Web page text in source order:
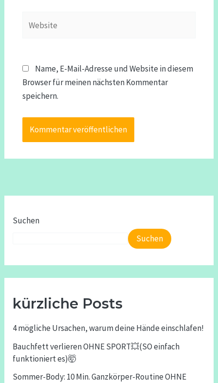
Name, E-Mail-Adresse und Website in diesem
Browser für meinen nächsten Kommentar
speichern.
Suchen
Suchen
kürzliche Posts
4 mögliche Ursachen, warum deine Hände einschlafen!
Bauchfett verlieren OHNE SPORT💥(SO einfach
funktioniert es)🤯
Sommer-Body: 10 Min. Ganzkörper-Routine OHNE